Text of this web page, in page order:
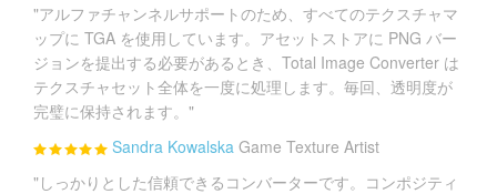
"アルファチャンネルサポートのため、すべてのテクスチャマ
ップに TGA を使用しています。アセットストアに PNG バー
ジョンを提出する必要があるとき、Total Image Converter は
テクスチャセット全体を一度に処理します。毎回、透明度が
完璧に保持されます。"
Sandra Kowalska Game Texture Artist
"しっかりとした信頼できるコンバーターです。コンポジティ